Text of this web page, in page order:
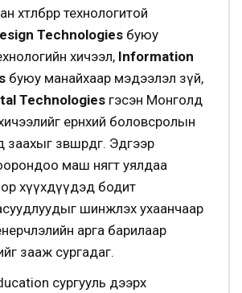
технологитой
Technologies буюу
хичээл, Information
буюу манайхаар мэдээлэл зүй,
Technologies гэсэн Монголд
ерөнхий боловсролын
зөвшөөрдөг. Эдгээр
маш нягт уялдаа
хүүхдүүдэд бодит
шинжлэх ухаанчаар
арга барилаар
зааж сургадаг.
сургууль дээрх